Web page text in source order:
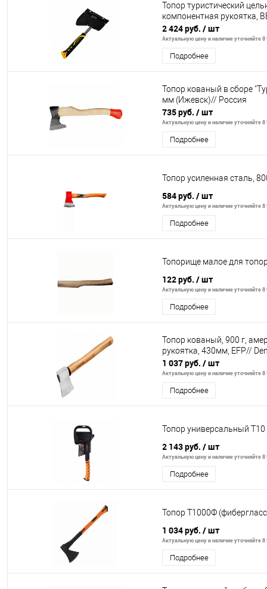
Топор туристический
компонентная рукоятка,
2 424 руб. / шт
Актуальную цену и наличие уточняйте 8
Подробнее
Топор кованый в сборе
мм (Ижевск)// Россия
735 руб. / шт
Актуальную цену и наличие уточняйте 8
Подробнее
Топор усиленная сталь,
584 руб. / шт
Актуальную цену и наличие уточняйте 8
Подробнее
Топорище малое для
122 руб. / шт
Актуальную цену и наличие уточняйте 8
Подробнее
Топор кованый, 900 г,
рукоятка, 430мм, EFP//
1 037 руб. / шт
Актуальную цену и наличие уточняйте 8
Подробнее
Топор универсальный T10
2 143 руб. / шт
Актуальную цену и наличие уточняйте 8
Подробнее
Топор Т1000Ф
1 034 руб. / шт
Актуальную цену и наличие уточняйте 8
Подробнее